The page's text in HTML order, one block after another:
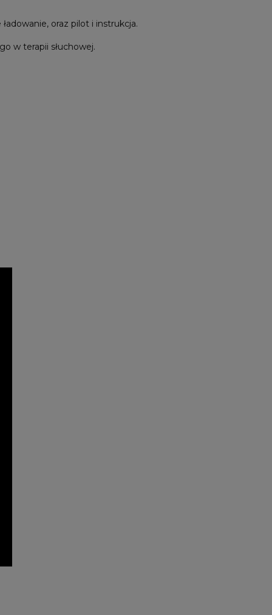
oraz pilot i instrukcja.
w terapii słuchowej.